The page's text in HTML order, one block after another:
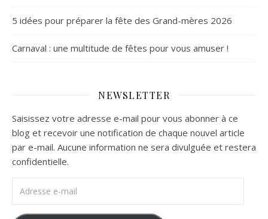
5 idées pour préparer la fête des Grand-mères 2026
Carnaval : une multitude de fêtes pour vous amuser !
NEWSLETTER
Saisissez votre adresse e-mail pour vous abonner à ce
blog et recevoir une notification de chaque nouvel article
par e-mail. Aucune information ne sera divulguée et restera
confidentielle.